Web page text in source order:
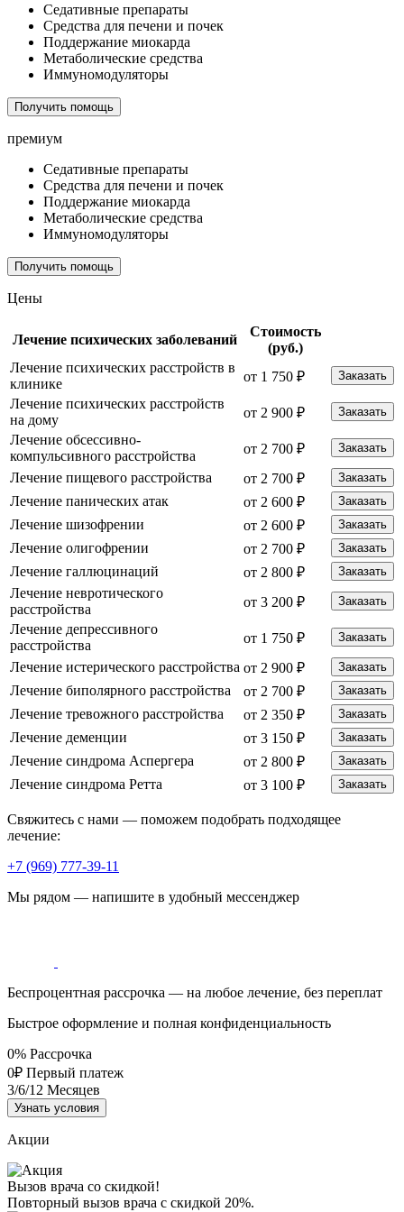
Седативные препараты
Средства для печени и почек
Поддержание миокарда
Метаболические средства
Иммуномодуляторы
Получить помощь
премиум
Седативные препараты
Средства для печени и почек
Поддержание миокарда
Метаболические средства
Иммуномодуляторы
Получить помощь
Цены
Лечение психических заболеваний
Стоимость
(руб.)
Лечение психических расстройств в
клинике
от 1 750 ₽ Заказать
Лечение психических расстройств
на дому
от 2 900 ₽ Заказать
Лечение обсессивно-
компульсивного расстройства
от 2 700 ₽ Заказать
Лечение пищевого расстройства от 2 700 ₽ Заказать
Лечение панических атак от 2 600 ₽ Заказать
Лечение шизофрении от 2 600 ₽ Заказать
Лечение олигофрении от 2 700 ₽ Заказать
Лечение галлюцинаций от 2 800 ₽ Заказать
Лечение невротического
расстройства
от 3 200 ₽ Заказать
Лечение депрессивного
расстройства
от 1 750 ₽ Заказать
Лечение истерического расстройства от 2 900 ₽ Заказать
Лечение биполярного расстройства от 2 700 ₽ Заказать
Лечение тревожного расстройства от 2 350 ₽ Заказать
Лечение деменции от 3 150 ₽ Заказать
Лечение синдрома Аспергера от 2 800 ₽ Заказать
Лечение синдрома Ретта от 3 100 ₽ Заказать
Свяжитесь с нами — поможем подобрать подходящее
лечение:
+7 (969) 777-39-11
Мы рядом — напишите в удобный мессенджер
Беспроцентная рассрочка — на любое лечение, без переплат
Быстрое оформление и полная конфиденциальность
0% Рассрочка
0₽ Первый платеж
3/6/12 Месяцев
Узнать условия
Акции
Вызов врача со скидкой!
Повторный вызов врача с скидкой 20%.